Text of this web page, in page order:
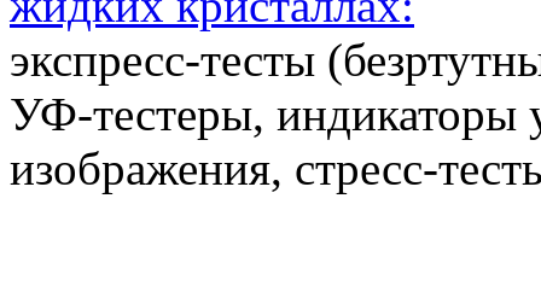
экспресс-тесты
УФ-тестеры, индикаторы
изображения, стресс-